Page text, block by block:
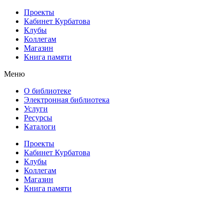
Проекты
Кабинет Курбатова
Клубы
Коллегам
Магазин
Книга памяти
Меню
О библиотеке
Электронная библиотека
Услуги
Ресурсы
Каталоги
Проекты
Кабинет Курбатова
Клубы
Коллегам
Магазин
Книга памяти